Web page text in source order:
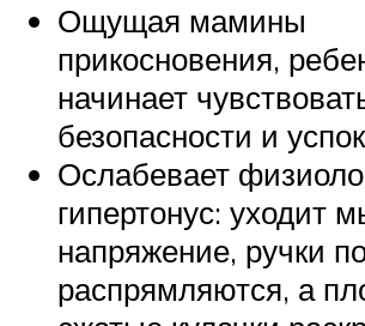
Ощущая мамины
прикосновения,
начинает
безопасности и
Ослабевает
гипертонус: уходит
напряжение, ручки
распрямляются, а